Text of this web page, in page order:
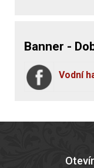
Banner -
Vodní